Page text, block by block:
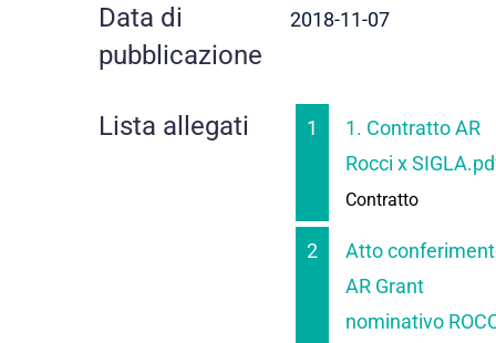
Data di
pubblicazione
2018-11-07
Lista allegati 1
1. Contratto AR
Rocci x
Contratto
2
Atto
AR Grant
nominativo